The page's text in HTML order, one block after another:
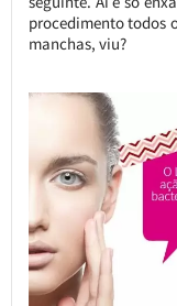
procedimento todos
manchas, viu?